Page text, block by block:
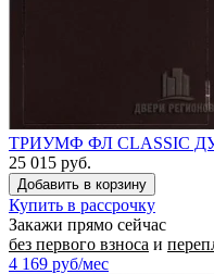
ТРИУМФ ФЛ CLASSIC
25 015 руб.
Купить в рассрочку
Закажи прямо сейчас
без первого взноса и
4 169 руб/мес